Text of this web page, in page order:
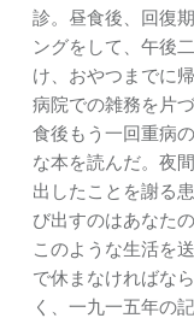
診。昼食後、回復
ングをして、午後
け、おやつまでに
病院での雑務を片
食後もう一回重病
な本を読んだ。夜
出したことを謝る
び出すのはあなた
このような生活を
で休まなければな
く、一九一五年の